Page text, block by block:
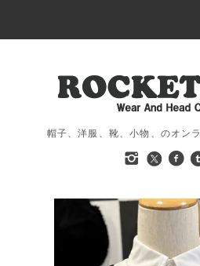
帽子、洋服、靴、小物、のオン